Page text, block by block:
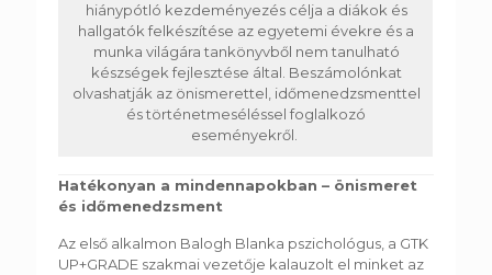
hiánypótló kezdeményezés célja a diákok és
hallgatók felkészítése az egyetemi évekre és a
munka világára tankönyvből nem tanulható
készségek fejlesztése által. Beszámolónkat
olvashatják az önismerettel, időmenedzsmenttel
és történetmeséléssel foglalkozó
eseményekről.
Hatékonyan a mindennapokban – önismeret
és időmenedzsment
Az első alkalmon Balogh Blanka pszichológus, a GTK
UP+GRADE szakmai vezetője kalauzolt el minket az